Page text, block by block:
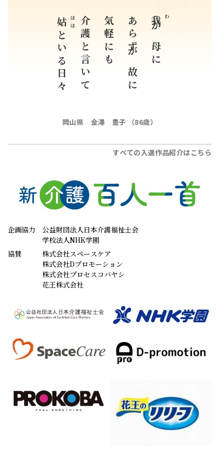
我
が母に
あらずが故に
気軽にも
介護と言いて
姑 はは
といる日々
岡山県 金澤 豊子 （86歳）
すべての入選作品紹介はこちら
企画協力
公益財団法人日本介護福祉士会
学校法人NHK学園
協賛
株式会社スペースケア
株式会社Dプロモーション
株式会社プロセスコバヤシ
花王株式会社